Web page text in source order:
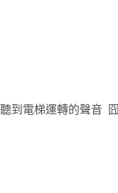
到電梯運轉的聲音 囧